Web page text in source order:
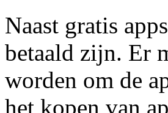
Naast gratis
betaald zijn. Er
worden om de
het kopen van